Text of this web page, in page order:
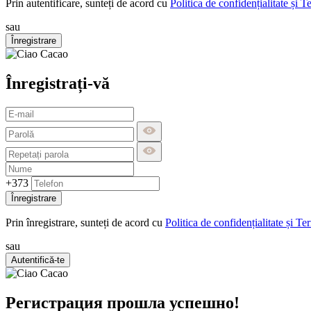
Prin autentificare, sunteți de acord cu Politica de confidențialitate și
sau
Înregistrare
Înregistrați-vă
+373
Înregistrare
Prin înregistrare, sunteți de acord cu Politica de confidențialitate și
sau
Autentifică-te
Регистрация прошла успешно!